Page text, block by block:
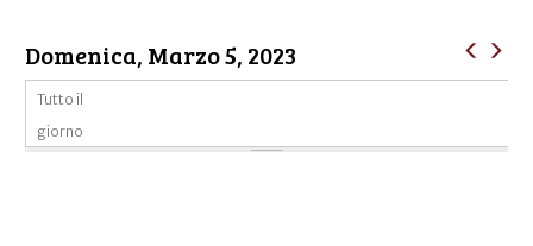
Domenica, Marzo 5, 2023
Tutto il
giorno